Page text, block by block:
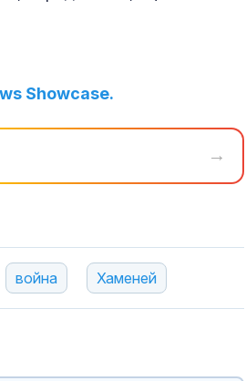
Showcase.
→
война Хаменей